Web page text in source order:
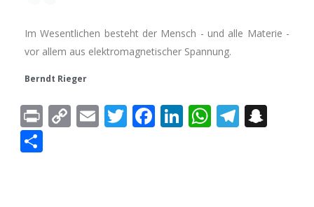
Im Wesentlichen besteht der Mensch - und alle Materie -
vor allem aus elektromagnetischer Spannung.
Berndt Rieger
PrintCopyEmailTwitter
Facebook
LinkedIn